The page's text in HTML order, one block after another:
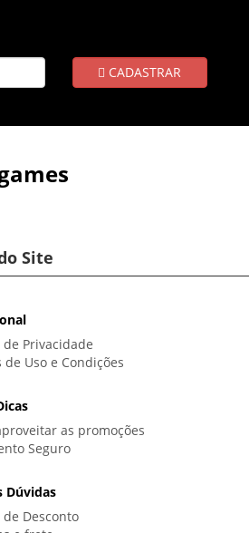
CADASTRAR
Site
de Privacidade
de Uso e Condições
as promoções
Seguro
Dúvidas
de Desconto